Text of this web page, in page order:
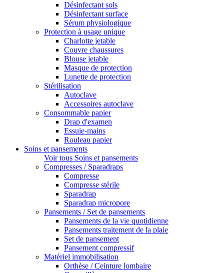
Désinfectant sols
Désinfectant surface
Sérum physiologique
Protection à usage unique
Charlotte jetable
Couvre chaussures
Blouse jetable
Masque de protection
Lunette de protection
Stérilisation
Autoclave
Accessoires autoclave
Consommable papier
Drap d'examen
Essuie-mains
Rouleau papier
Soins et pansements
Voir tous Soins et pansements
Compresses / Sparadraps
Compresse
Compresse stérile
Sparadrap
Sparadrap micropore
Pansements / Set de pansements
Pansements de la vie quotidienne
Pansements traitement de la plaie
Set de pansement
Pansement compressif
Matériel immobilisation
Orthèse / Ceinture lombaire